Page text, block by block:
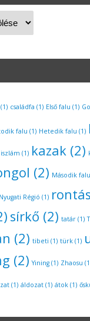
családfa (1) Első falu (1)
falu (1) Hetedik falu (1)
iszlám (1) kazak(2)
(2) Második falu
Nyugati Régió (1) rontás
sírkő (2) tatár(1)
(2) tibeti (1) türk(1)
(2) Yining(1) Zhaosu
(1) áldozat(1) átok(1)